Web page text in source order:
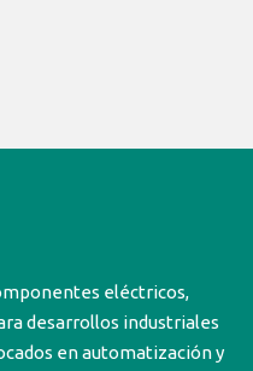
eléctricos,
desarrollos industriales
en automatización y